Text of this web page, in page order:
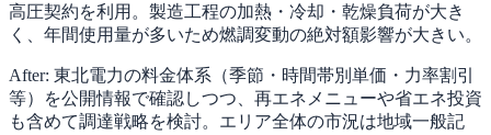
高圧契約を利用。製造工程の加熱・冷却・乾燥負荷が大き
く、年間使用量が多いため燃調変動の絶対額影響が大きい。
After: 東北電力の料金体系（季節・時間帯別単価・力率割引
等）を公開情報で確認しつつ、再エネメニューや省エネ投資
も含めて調達戦略を検討。エリア全体の市況は地域一般記